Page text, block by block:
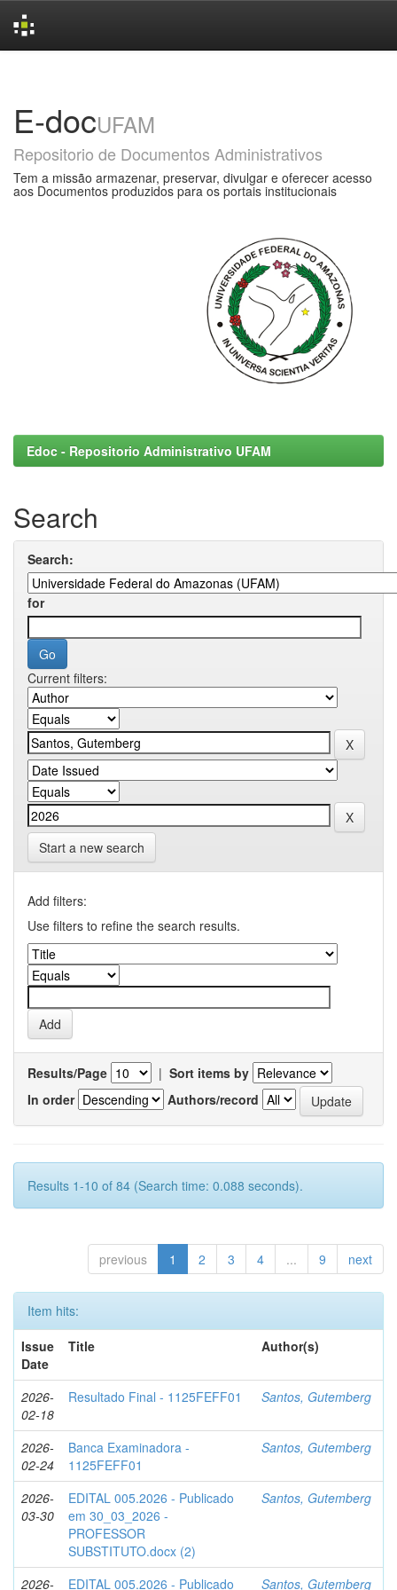
E-docUFAM
Repositorio de Documentos Administrativos
Tem a missão armazenar, preservar, divulgar e oferecer acesso
aos Documentos produzidos para os portais institucionais
Edoc - Repositorio Administrativo UFAM
Search
Search:
for
Current filters:
Start a new search
Add filters:
Use filters to refine the search results.
Results/Page | Sort items by
In order
Authors/record
Results 1-10 of 84 (Search time: 0.088 seconds).
previous 1 2 3 4 ... 9 next
Item hits:
Issue
Date
Title Author(s)
2026-
02-18
Resultado Final - 1125FEFF01 Santos, Gutemberg
2026-
02-24
Banca Examinadora -
1125FEFF01
Santos, Gutemberg
2026-
03-30
EDITAL 005.2026 - Publicado
em 30_03_2026 -
PROFESSOR
SUBSTITUTO.docx (2)
Santos, Gutemberg
2026- EDITAL 005.2026 - Publicado Santos, Gutemberg